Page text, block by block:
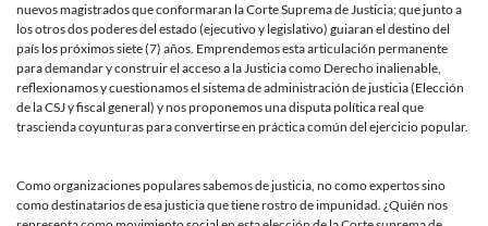
nuevos magistrados que conformaran la Corte Suprema de Justicia; que junto a
los otros dos poderes del estado (ejecutivo y legislativo) guiaran el destino del
país los próximos siete (7) años. Emprendemos esta articulación permanente
para demandar y construir el acceso a la Justicia como Derecho inalienable,
reflexionamos y cuestionamos el sistema de administración de justicia (Elección
de la CSJ y fiscal general) y nos proponemos una disputa política real que
trascienda coyunturas para convertirse en práctica común del ejercicio popular.
Como organizaciones populares sabemos de justicia, no como expertos sino
como destinatarios de esa justicia que tiene rostro de impunidad. ¿Quién nos